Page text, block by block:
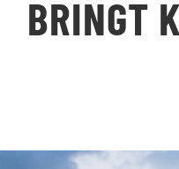
BRINGT